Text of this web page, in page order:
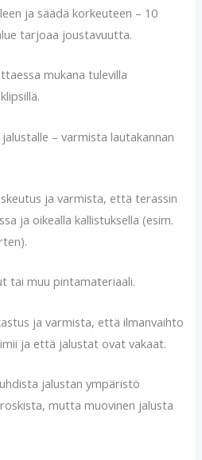
ja säädä korkeuteen – 10
tarjoaa joustavuutta.
mukana tulevilla
– varmista lautakannan
ja varmista, että terassin
ja oikealla kallistuksella (esim.
tai muu pintamateriaali.
ja varmista, että ilmanvaihto
ja että jalustat ovat vakaat.
jalustan ympäristö
mutta muovinen jalusta